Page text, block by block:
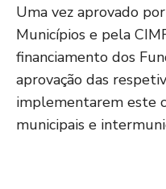
Uma vez aprovado
Municípios e pela
financiamento dos
aprovação das
implementarem este
municipais e